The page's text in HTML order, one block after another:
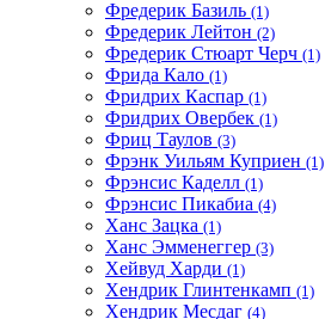
Фредерик Базиль (1)
Фредерик Лейтон (2)
Фредерик Стюарт Черч (1)
Фрида Кало (1)
Фридрих Каспар (1)
Фридрих Овербек (1)
Фриц Таулов (3)
Фрэнк Уильям Куприен (1)
Фрэнсис Каделл (1)
Фрэнсис Пикабиа (4)
Ханс Зацка (1)
Ханс Эмменеггер (3)
Хейвуд Харди (1)
Хендрик Глинтенкамп (1)
Хендрик Месдаг (4)